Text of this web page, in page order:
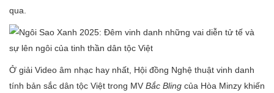
qua.
Ở giải Video âm nhạc hay nhất, Hội đồng Nghệ thuật vinh danh
tính bản sắc dân tộc Việt trong MV Bắc Bling của Hòa Minzy khiến